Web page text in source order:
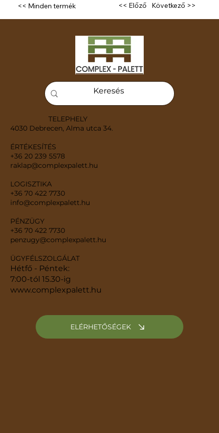
<< Minden termék << Előző Következő >>
TELEPHELY
4030 Debrecen, Alma utca 34.
ÉRTÉKESÍTÉS
+36 20 239 5578
raklap@complexpalett.hu
LOGISZTIKA
+36 70 422 7730
info@complexpalett.hu
PÉNZÜGY
+36 70 422 7730
penzugy@complexpalett.hu
ÜGYFÉLSZOLGÁLAT
Hétfő - Péntek:
7:00-tól 15.30-ig
www.complexpalett.hu
ELÉRHETŐSÉGEK